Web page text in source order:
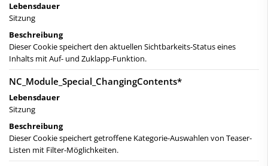
Lebensdauer
Sitzung
Beschreibung
Dieser Cookie speichert den aktuellen Sichtbarkeits-Status eines
Inhalts mit Auf- und Zuklapp-Funktion.
NC_Module_Special_ChangingContents*
Lebensdauer
Sitzung
Beschreibung
Dieser Cookie speichert getroffene Kategorie-Auswahlen von Teaser-
Listen mit Filter-Möglichkeiten.